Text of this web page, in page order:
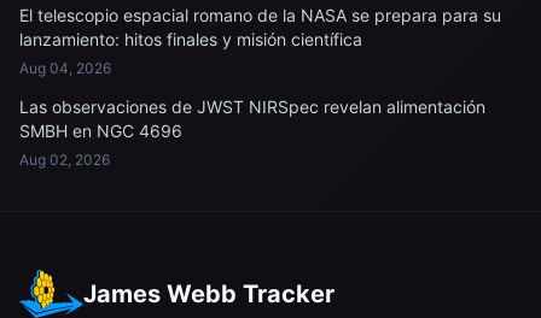
El telescopio espacial romano de la NASA se prepara para su
lanzamiento: hitos finales y misión científica
Aug 04, 2026
Las observaciones de JWST NIRSpec revelan alimentación
SMBH en NGC 4696
Aug 02, 2026
James Webb Tracker